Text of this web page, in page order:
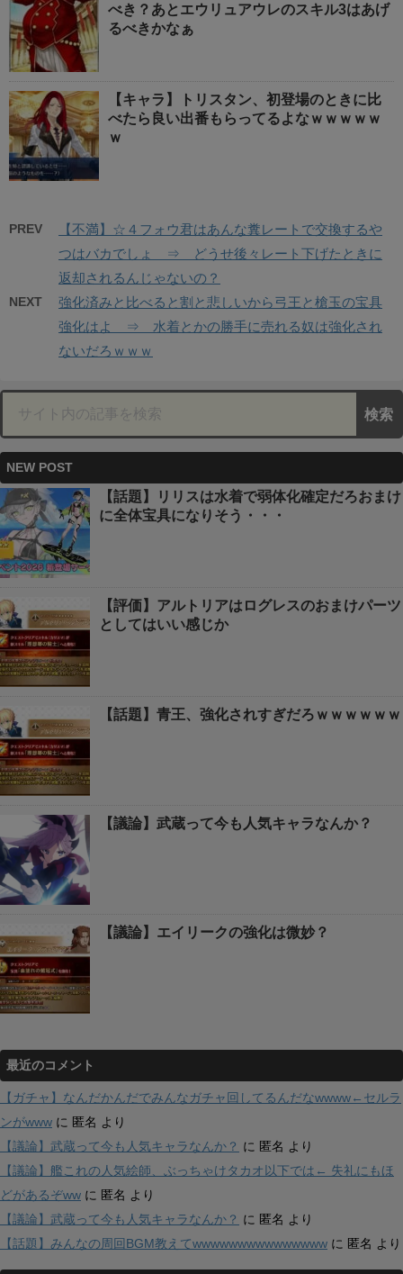
べき？あとエウリュアウレのスキル3はあげ
るべきかなぁ
【キャラ】トリスタン、初登場のときに比
べたら良い出番もらってるよなｗｗｗｗｗ
ｗ
PREV
【不満】☆４フォウ君はあんな糞レートで交換するや
つはバカでしょ ⇒ どうせ後々レート下げたときに
返却されるんじゃないの？
NEXT
強化済みと比べると割と悲しいから弓王と槍玉の宝具
強化はよ ⇒ 水着とかの勝手に売れる奴は強化され
ないだろｗｗｗ
NEW POST
【話題】リリスは水着で弱体化確定だろおまけ
に全体宝具になりそう・・・
【評価】アルトリアはログレスのおまけパーツ
としてはいい感じか
【話題】青王、強化されすぎだろｗｗｗｗｗｗ
【議論】武蔵って今も人気キャラなんか？
【議論】エイリークの強化は微妙？
最近のコメント
【ガチャ】なんだかんだでみんなガチャ回してるんだなwwww←セルラ
ンがwww に 匿名 より
【議論】武蔵って今も人気キャラなんか？ に 匿名 より
【議論】艦これの人気絵師、ぶっちゃけタカオ以下では← 失礼にもほ
どがあるぞww に 匿名 より
【議論】武蔵って今も人気キャラなんか？ に 匿名 より
【話題】みんなの周回BGM教えてwwwwwwwwwwwwwww に 匿名 より